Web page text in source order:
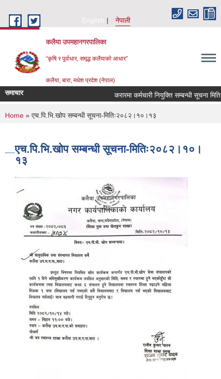
English
नेपाली
कलैया उपमहानगरपालिका
“कृषि र पूर्वाधार, समृद्ध कलैयाको आधार”
कलैया, बारा, मधेश प्रदेश (नेपाल)
समाचार करारमा कर्मचारी नियुक्ति सम्बन्धी सूचना
You are here
Home » एच.पि.भि.खोप सम्बन्धी सूचना-मितिः२०८२।१०।१३
एच.पि.भि.खोप सम्बन्धी सूचना-मितिः२०८२।१०।
१३